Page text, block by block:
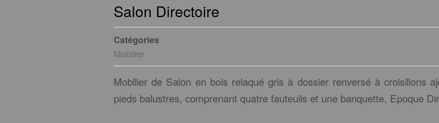
Salon Directoire
Catégories
Mobilier
Mobilier de Salon en bois relaqué gris à dossier renversé à croisillons
pieds balustres, comprenant quatre fauteuils et une banquette, Epoque